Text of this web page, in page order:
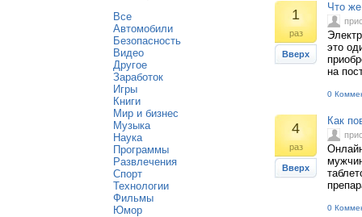
Все
Автомобили
Безопасность
Видео
Другое
Заработок
Игры
Книги
Мир и бизнес
Музыка
Наука
Программы
Развлечения
Спорт
Технологии
Фильмы
Юмор
1
раз
Вверх
Что же
это
на
0
4
раз
Вверх
Как
0